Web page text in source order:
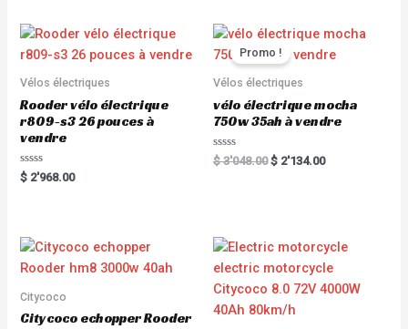
o
u
o
5
Vélos électriques
Rooder vélo électrique
r809-s3 26 pouces à
vendre
R
a
o
u
t
o
5
$ 2'968.00
Promo !
Vélos électriques
vélo électrique mocha
750w 35ah à vendre
R
a
u
t
f
$3'048.00 $ 2'134.00
Citycoco
Citycoco echopper Rooder